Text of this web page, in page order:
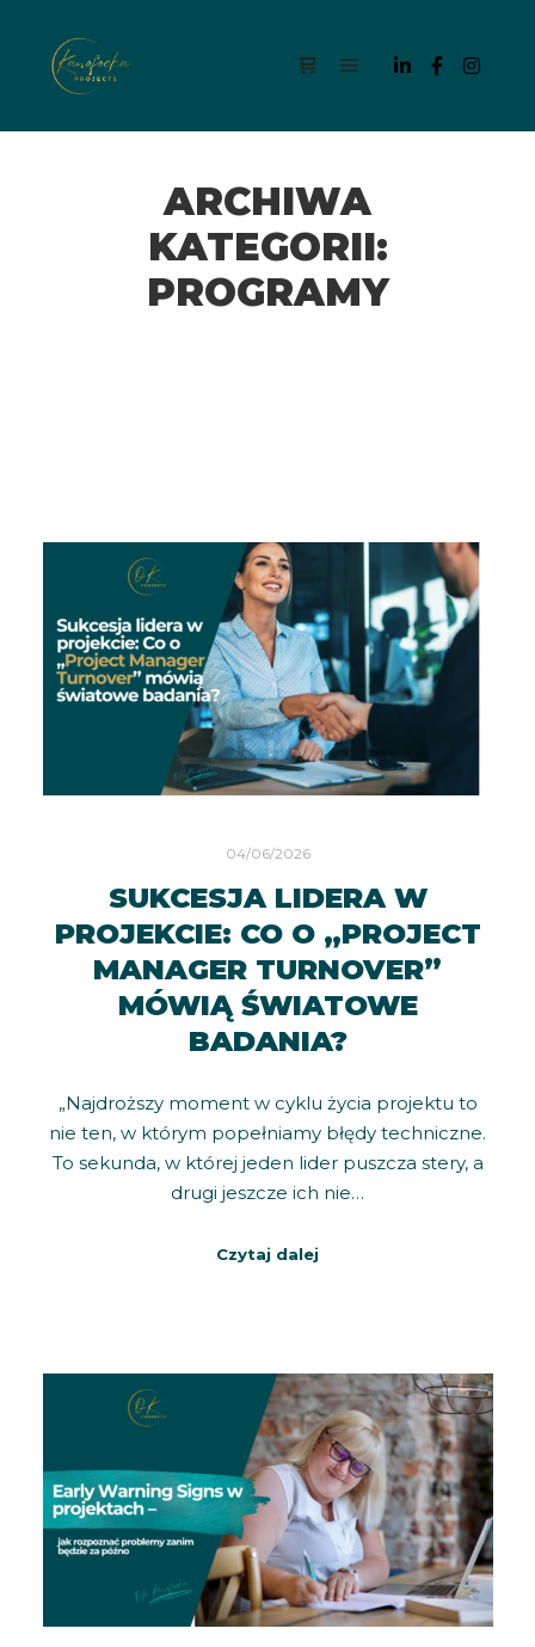
ARCHIWA
KATEGORII:
PROGRAMY
04/06/2026
SUKCESJA LIDERA W
PROJEKCIE: CO O „PROJECT
MANAGER TURNOVER”
MÓWIĄ ŚWIATOWE
BADANIA?
„Najdroższy moment w cyklu życia projektu to
nie ten, w którym popełniamy błędy techniczne.
To sekunda, w której jeden lider puszcza stery, a
drugi jeszcze ich nie…
Czytaj dalej